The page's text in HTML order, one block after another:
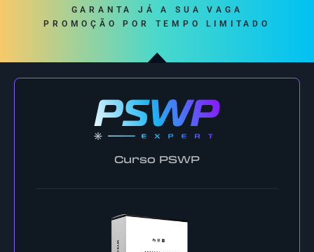
GARANTA JÁ A SUA VAGA
PROMOÇÃO POR TEMPO LIMITADO
Curso PSWP